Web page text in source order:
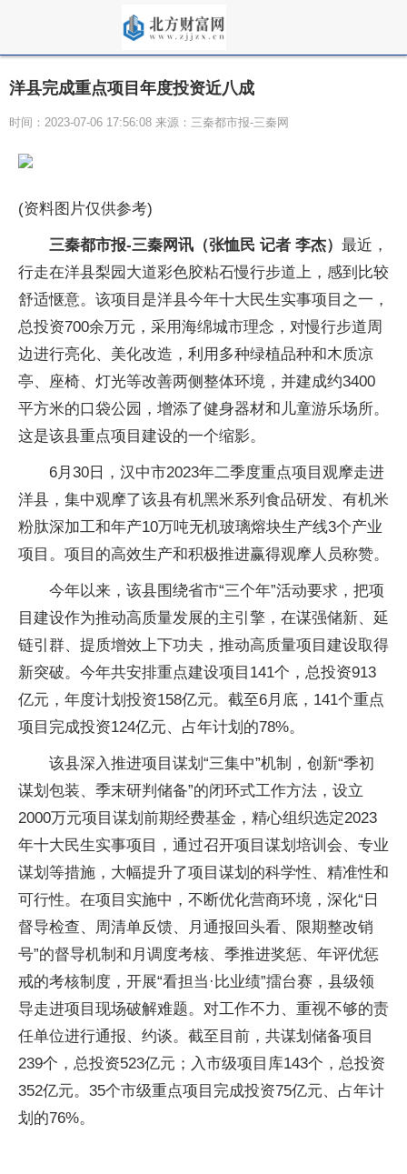
洋县完成重点项目年度投资近八成
时间：2023-07-06 17:56:08 来源：三秦都市报-三秦网
(资料图片仅供参考)
三秦都市报-三秦网讯（张恤民 记者 李杰） 最近，
行走在洋县梨园大道彩色胶粘石慢行步道上，感到比较
舒适惬意。该项目是洋县今年十大民生实事项目之一，
总投资700余万元，采用海绵城市理念，对慢行步道周
边进行亮化、美化改造，利用多种绿植品种和木质凉
亭、座椅、灯光等改善两侧整体环境，并建成约3400
平方米的口袋公园，增添了健身器材和儿童游乐场所。
这是该县重点项目建设的一个缩影。
6月30日，汉中市2023年二季度重点项目观摩走进
洋县，集中观摩了该县有机黑米系列食品研发、有机米
粉肽深加工和年产10万吨无机玻璃熔块生产线3个产业
项目。项目的高效生产和积极推进赢得观摩人员称赞。
今年以来，该县围绕省市“三个年”活动要求，把项
目建设作为推动高质量发展的主引擎，在谋强储新、延
链引群、提质增效上下功夫，推动高质量项目建设取得
新突破。今年共安排重点建设项目141个，总投资913
亿元，年度计划投资158亿元。截至6月底，141个重点
项目完成投资124亿元、占年计划的78%。
该县深入推进项目谋划“三集中”机制，创新“季初
谋划包装、季末研判储备”的闭环式工作方法，设立
2000万元项目谋划前期经费基金，精心组织选定2023
年十大民生实事项目，通过召开项目谋划培训会、专业
谋划等措施，大幅提升了项目谋划的科学性、精准性和
可行性。在项目实施中，不断优化营商环境，深化“日
督导检查、周清单反馈、月通报回头看、限期整改销
号”的督导机制和月调度考核、季推进奖惩、年评优惩
戒的考核制度，开展“看担当·比业绩”擂台赛，县级领
导走进项目现场破解难题。对工作不力、重视不够的责
任单位进行通报、约谈。截至目前，共谋划储备项目
239个，总投资523亿元；入市级项目库143个，总投资
352亿元。35个市级重点项目完成投资75亿元、占年计
划的76%。